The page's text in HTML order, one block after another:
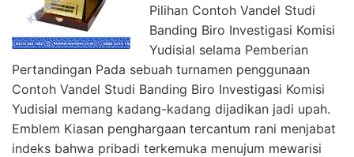
Pilihan Contoh Vandel Studi
Banding Biro Investigasi Komisi
Yudisial selama Pemberian
Pertandingan Pada sebuah turnamen penggunaan
Contoh Vandel Studi Banding Biro Investigasi Komisi
Yudisial memang kadang-kadang dijadikan jadi upah.
Emblem Kiasan penghargaan tercantum rani menjabat
indeks bahwa pribadi terkemuka menujum mewarisi